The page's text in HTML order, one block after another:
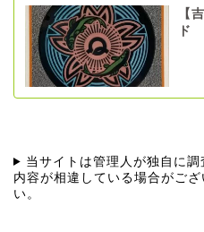
【
ド
当サイトは管理人が独自に調
内容が相違している場合がご
い。